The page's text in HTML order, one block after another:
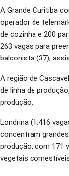
A Grande Curitiba
operador de
de cozinha e 200
263 vagas para
balconista (37),
A região de
de linha de
produção.
Londrina (1.416
concentram
produção, com 171
vegetais